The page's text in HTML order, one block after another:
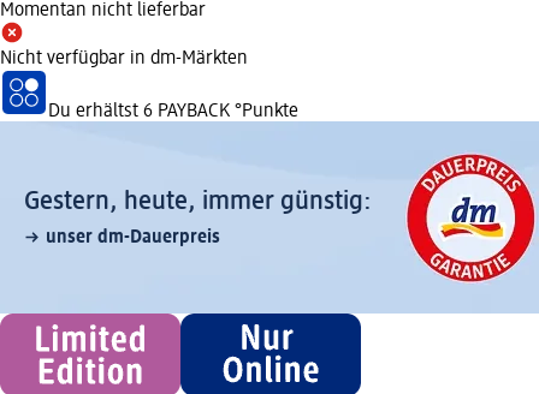
Momentan nicht lieferbar
Nicht verfügbar in dm-Märkten
Du erhältst 6 PAYBACK °Punkte
Gestern, heute, immer günstig:
unser dm-Dauerpreis